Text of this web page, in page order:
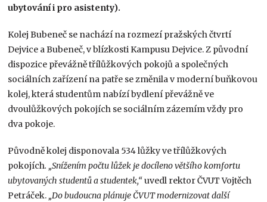
ubytování i pro asistenty).
Kolej Bubeneč se nachází na rozmezí pražských čtvrtí
Dejvice a Bubeneč, v blízkosti Kampusu Dejvice. Z původní
dispozice převážně třílůžkových pokojů a společných
sociálních zařízení na patře se změnila v moderní buňkovou
kolej, která studentům nabízí bydlení převážně ve
dvoulůžkových pokojích se sociálním zázemím vždy pro
dva pokoje.
Původně kolej disponovala 534 lůžky ve třílůžkových
pokojích. „Snížením počtu lůžek je docíleno většího komfortu
ubytovaných studentů a studentek,“uvedl rektor ČVUT Vojtěch
Petráček. „Do budoucna plánuje ČVUT modernizovat další